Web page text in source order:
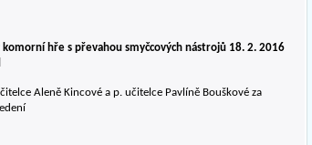
komorní hře s převahou smyčcových nástrojů 18. 2. 2016
Aleně Kincové a p. učitelce Pavlíně Bouškové za